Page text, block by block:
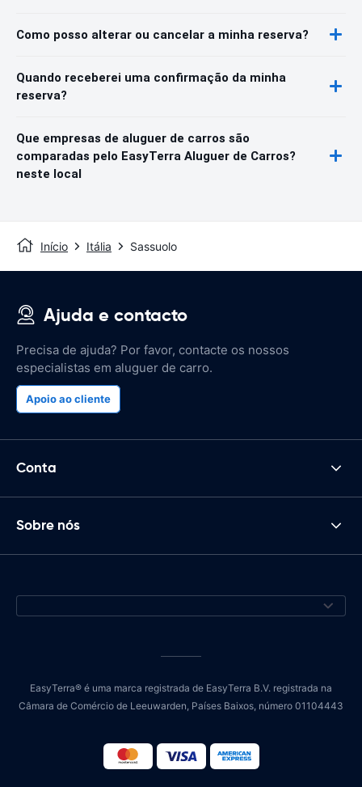
Como posso alterar ou cancelar a minha reserva?
Quando receberei uma confirmação da minha
reserva?
Que empresas de aluguer de carros são
comparadas pelo EasyTerra Aluguer de Carros?
neste local
Início Itália Sassuolo
Ajuda e contacto
Precisa de ajuda? Por favor, contacte os nossos
especialistas em aluguer de carro.
Apoio ao cliente
Conta
Sobre nós
EasyTerra® é uma marca registrada de EasyTerra B.V. registrada na
Câmara de Comércio de Leeuwarden, Países Baixos, número 01104443